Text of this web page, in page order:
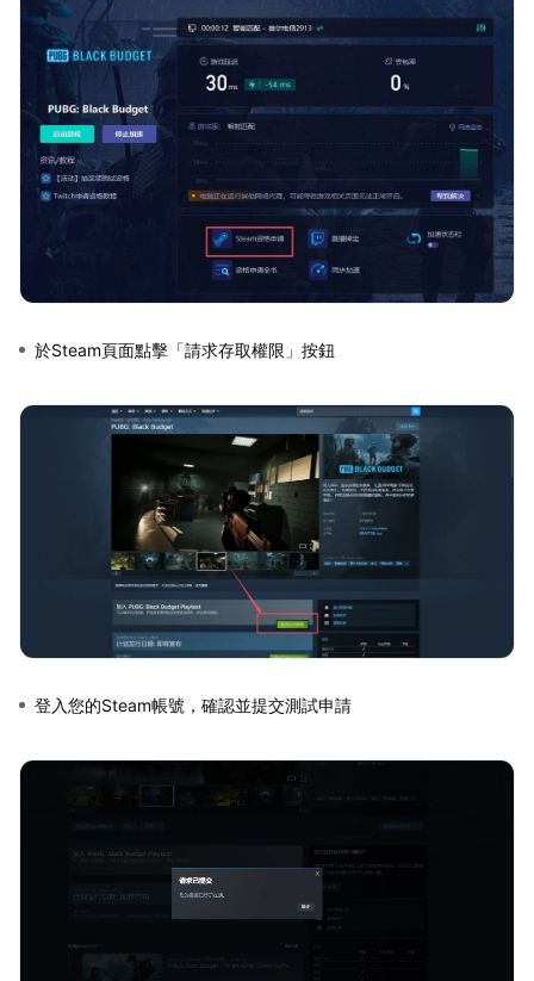
於Steam頁面點擊「請求存取權限」按鈕
登入您的Steam帳號，確認並提交測試申請